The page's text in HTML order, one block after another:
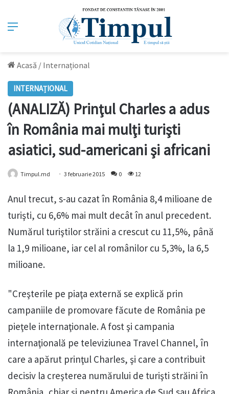
Meniu
Acasă / Internațional
INTERNAȚIONAL
(ANALIZĂ) Prinţul Charles a adus
în România mai mulţi turişti
asiatici, sud-americani şi africani
Timpul.md 3 februarie 2015 0 12
Anul trecut, s-au cazat în România 8,4 milioane de
turişti, cu 6,6% mai mult decât în anul precedent.
Numărul turiştilor străini a crescut cu 11,5%, până
la 1,9 milioane, iar cel al românilor cu 5,3%, la 6,5
milioane.
"Creşterile pe piaţa externă se explică prin
campaniile de promovare făcute de România pe
pieţele internaţionale. A fost şi campania
internaţională pe televiziunea Travel Channel, în
care a apărut prinţul Charles, şi care a contribuit
decisiv la creşterea numărului de turişti străini în